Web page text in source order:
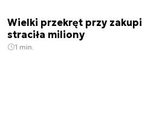
Wielki przekręt przy
straciła miliony
1 min.